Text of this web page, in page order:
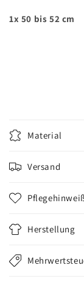
1x 50 bis 52 cm
Material
Versand
Herstellung